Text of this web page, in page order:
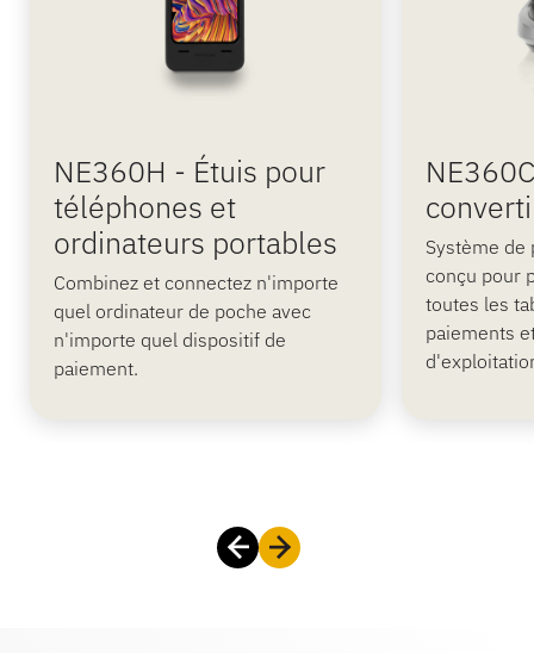
NE360H - Étuis pour
téléphones et
ordinateurs portables
Combinez et connectez n'importe
quel ordinateur de poche avec
n'importe quel dispositif de
paiement.
Système
conçu pour
toutes les
paiements